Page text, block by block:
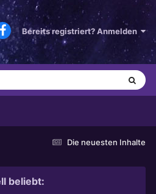
Bereits registriert? Anmelden
Die neuesten Inhalte
beliebt: